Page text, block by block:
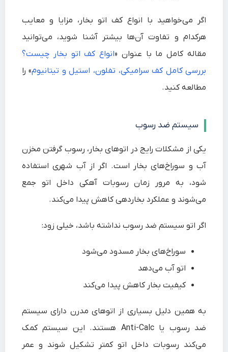
اگر می‌خواهید با انواع کف اتو بخار، مزایا و معایب
هرکدام و تفاوت آن‌ها بیشتر آشنا شوید، می‌توانید
مقاله کامل ما با عنوان «انواع کف اتو بخار چیست؟
بررسی کامل کف سرامیکی، تفلون، استیل و تیتانیوم» را
مطالعه کنید.
سیستم ضد رسوب
یکی از مشکلات رایج در اتوهای بخار، رسوب گرفتن مخزن
آب و سوراخ‌های بخار است. اگر از آب شهری استفاده
شود، به مرور زمان رسوبات آهکی داخل اتو جمع
می‌شوند و عملکرد بخاردهی کاهش پیدا می‌کند.
اگر اتو سیستم ضد رسوب نداشته باشد، خیلی زود:
سوراخ‌های بخار مسدود می‌شود
اتو آب می‌دهد
کیفیت بخار کاهش پیدا می‌کند
به همین دلیل بسیاری از اتوهای مدرن دارای سیستم
ضد رسوب یا Anti-Calc هستند. این سیستم کمک
می‌کند رسوبات داخل اتو کمتر تشکیل شوند و عمر